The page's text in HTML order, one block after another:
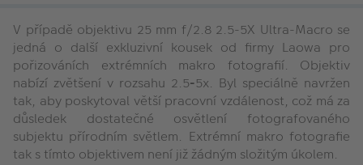
V případě objektivu 25 mm f/2.8 2.5-5X Ultra-Macro se
jedná o další exkluzivní kousek od firmy Laowa pro
pořizováních extrémních makro fotografií. Objektiv
nabízí zvětšení v rozsahu 2.5-5x. Byl speciálně navržen
tak, aby poskytoval větší pracovní vzdálenost, což má za
důsledek dostatečné osvětlení fotografovaného
subjektu přírodním světlem. Extrémní makro fotografie
tak s tímto objektivem není již žádným složitým úkolem.